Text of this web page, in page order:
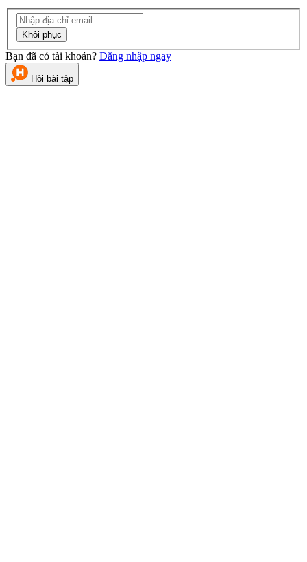
Khôi phục
Bạn đã có tài khoản? Đăng nhập ngay
Hỏi bài tập